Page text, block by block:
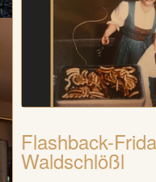
Flashback-
Waldschlößl